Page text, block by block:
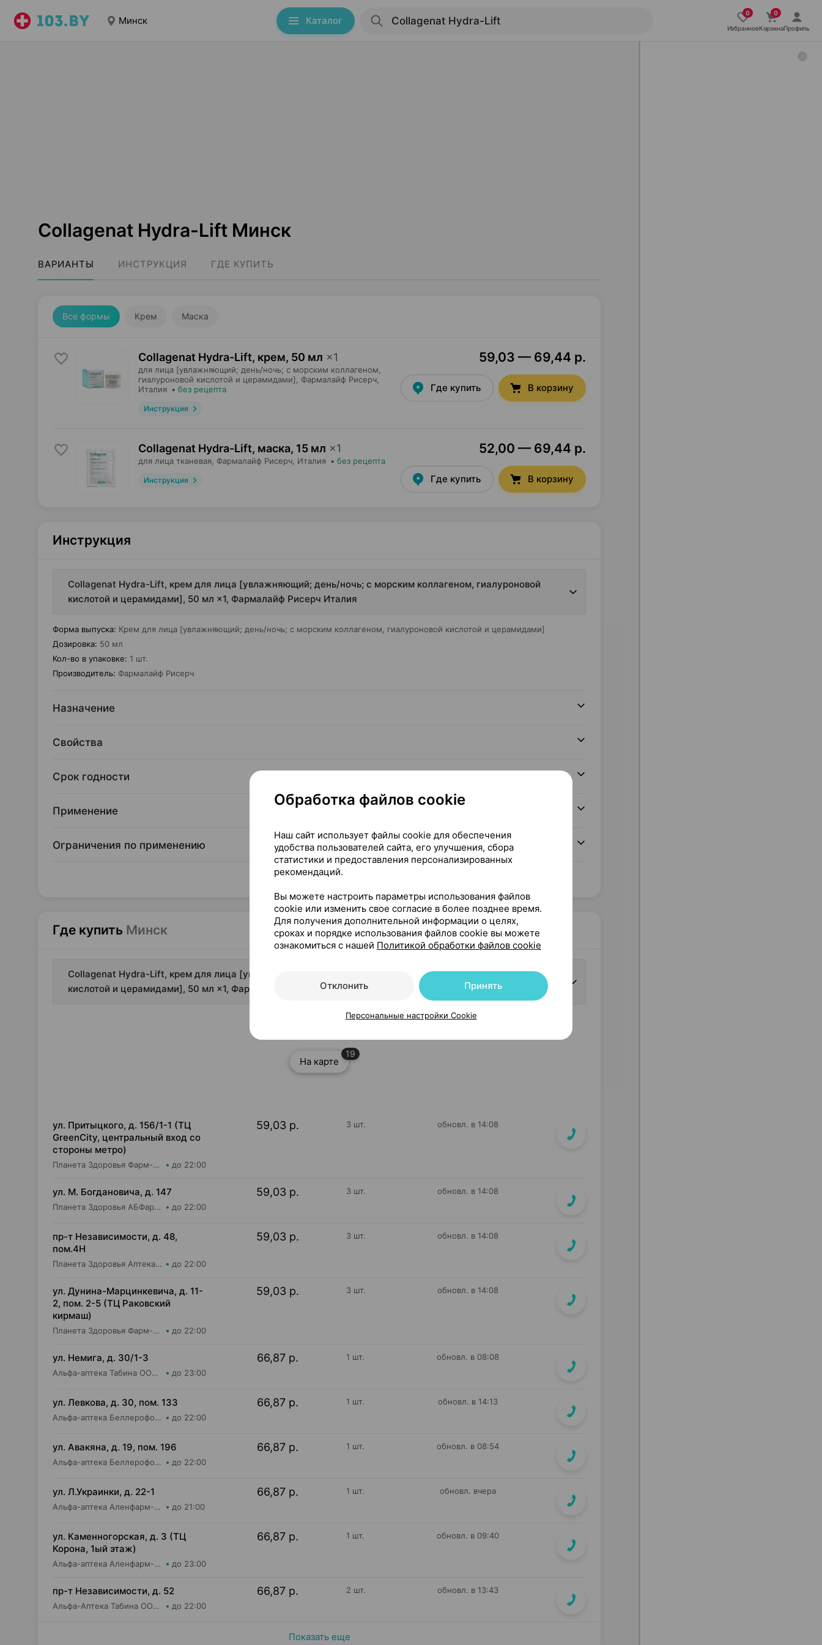
Минск Каталог
ИзбранноеКорзинаПрофиль
Collagenat Hydra-Lift Минск
ВАРИАНТЫ ИНСТРУКЦИЯ ГДЕ КУПИТЬ
Все формы Крем Маска
Collagenat Hydra-Lift, крем, 50 мл ×1
для лица [увлажняющий; день/ночь; с морским коллагеном,
гиалуроновой кислотой и церамидами],
Фармалайф Рисерч
Италия • без рецепта
Инструкция
59,03 — 69,44 р.
Где купить В корзину
Collagenat Hydra-Lift, маска, 15 мл ×1
для лица тканевая, Фармалайф Рисерч , Италия • без рецепта
Инструкция
52,00 — 69,44 р.
Где купить В корзину
Инструкция
Collagenat Hydra-Lift, крем для лица [увлажняющий; день/ночь; с морским коллагеном, гиалуроновой
кислотой и церамидами], 50 мл ×1, Фармалайф Рисерч Италия
Форма выпуска: Крем для лица [увлажняющий; день/ночь; с морским коллагеном, гиалуроновой кислотой и церамидами]
Дозировка: 50 мл
Кол-во в упаковке: 1 шт.
Производитель: Фармалайф Рисерч
Назначение
Свойства
Срок годности
Применение
Ограничения по применению
Читать полностью
Где купить Минск
Collagenat Hydra-Lift, крем для лица [увлажняющий; день/ночь; с морским коллагеном, гиалуроновой
кислотой и церамидами], 50 мл ×1, Фармалайф Рисерч Италия
На карте
19
ул. Притыцкого, д. 156/1-1 (ТЦ
GreenCity, центральный вход со
стороны метро)
Планета Здоровья Фарм-Продукт ОДО Аптека №23 до 22:00
59,03 р. 3 шт. обновл. в 14:08
ул. М. Богдановича, д. 147
Планета Здоровья АБФармация ИООО Косметический магазин №4 до 22:00
59,03 р. 3 шт. обновл. в 14:08
пр-т Независимости, д. 48,
пом.4Н
Планета Здоровья Аптека №28 ООО Аптека №1 до 22:00
59,03 р. 3 шт. обновл. в 14:08
ул. Дунина-Марцинкевича, д. 11-
2, пом. 2-5 (ТЦ Раковский
кирмаш)
Планета Здоровья Фарм-Продукт ОДО Аптека №24 до 22:00
59,03 р. 3 шт. обновл. в 14:08
ул. Немига, д. 30/1-3
Альфа-аптека Табина ООО Аптека №2 до 23:00
66,87 р. 1 шт. обновл. в 08:08
ул. Левкова, д. 30, пом. 133
Альфа-аптека Беллерофон ООО Аптека №7 до 22:00
66,87 р. 1 шт. обновл. в 14:13
ул. Авакяна, д. 19, пом. 196
Альфа-аптека Беллерофон ООО Аптека №10 до 22:00
66,87 р. 1 шт. обновл. в 08:54
ул. Л.Украинки, д. 22-1
Альфа-аптека Аленфарм-Плюс ОДО Аптека №13 до 21:00
66,87 р. 1 шт. обновл. вчера
ул. Каменногорская, д. 3 (ТЦ
Корона, 1ый этаж)
Альфа-аптека Аленфарм-Плюс ОДО Аптека №8 до 23:00
66,87 р. 1 шт. обновл. в 09:40
пр-т Независимости, д. 52
Альфа-Аптека Табина ООО Аптека №3 до 22:00
66,87 р. 2 шт. обновл. в 13:43
Показать еще
Обработка файлов cookie
Наш сайт использует файлы cookie для обеспечения
удобства пользователей сайта, его улучшения, сбора
статистики и предоставления персонализированных
рекомендаций.
Вы можете настроить параметры использования файлов
cookie или изменить свое согласие в более позднее время.
Для получения дополнительной информации о целях,
сроках и порядке использования файлов cookie вы можете
ознакомиться с нашей Политикой обработки файлов cookie
Отклонить Принять
Персональные настройки Cookie